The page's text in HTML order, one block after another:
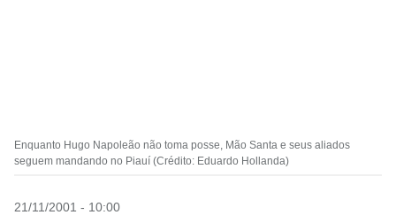
Enquanto Hugo Napoleão não toma posse, Mão Santa e seus aliados
seguem mandando no Piauí (Crédito: Eduardo Hollanda)
21/11/2001 - 10:00